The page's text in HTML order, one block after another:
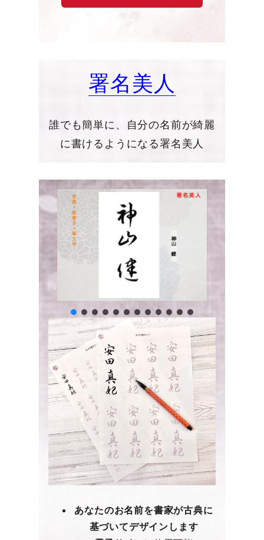
署名美人
誰でも簡単に、自分の名前が綺麗
に書けるようになる署名美人
あなたのお名前を書家が古典に
基づいてデザインします